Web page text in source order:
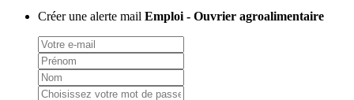
Créer une alerte mail Emploi - Ouvrier agroalimentaire